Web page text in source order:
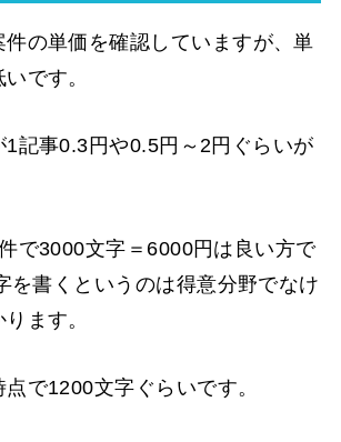
件の単価を確認していますが、単
です。
1記事0.3円や0.5円～2円ぐらいが
で3000文字＝6000円は良い方で
を書くというのは得意分野でなけ
ます。
で1200文字ぐらいです。